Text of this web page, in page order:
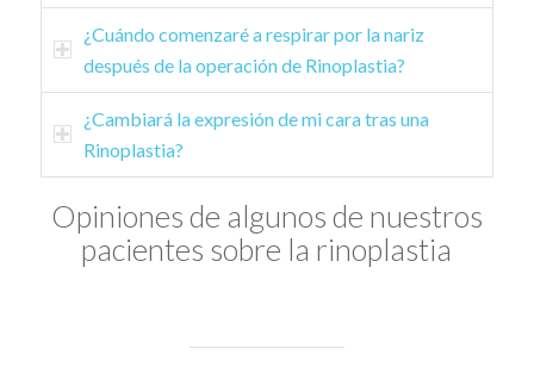
¿Cuándo comenzaré a respirar por la nariz
después de la operación de Rinoplastia?
¿Cambiará la expresión de mi cara tras una
Rinoplastia?
Opiniones de algunos de nuestros
pacientes sobre la rinoplastia